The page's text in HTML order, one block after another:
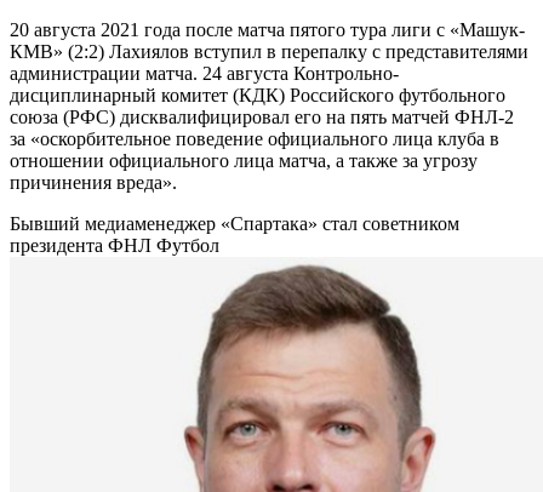
20 августа 2021 года после матча пятого тура лиги с «Машук-
КМВ» (2:2) Лахиялов вступил в перепалку с представителями
администрации матча. 24 августа Контрольно-
дисциплинарный комитет (КДК) Российского футбольного
союза (РФС) дисквалифицировал его на пять матчей ФНЛ-2
за «оскорбительное поведение официального лица клуба в
отношении официального лица матча, а также за угрозу
причинения вреда».
Бывший медиаменеджер «Спартака» стал советником
президента ФНЛ Футбол